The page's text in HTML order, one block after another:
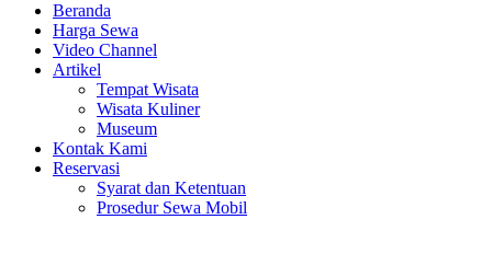
Beranda
Harga Sewa
Video Channel
Artikel
Tempat Wisata
Wisata Kuliner
Museum
Kontak Kami
Reservasi
Syarat dan Ketentuan
Prosedur Sewa Mobil